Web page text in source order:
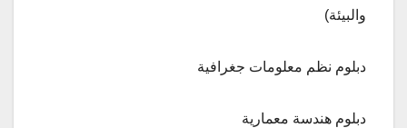
والبيئة)
دبلوم نظم معلومات جغرافية
دبلوم هندسة معمارية